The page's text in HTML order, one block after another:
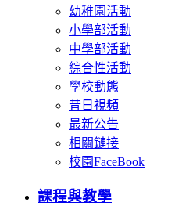
幼稚園活動
小學部活動
中學部活動
綜合性活動
學校動態
昔日視頻
最新公告
相關鏈接
校園FaceBook
課程與教學